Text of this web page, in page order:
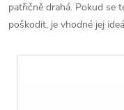
patřičně drahá. Pokud se
poškodit, je vhodné jej